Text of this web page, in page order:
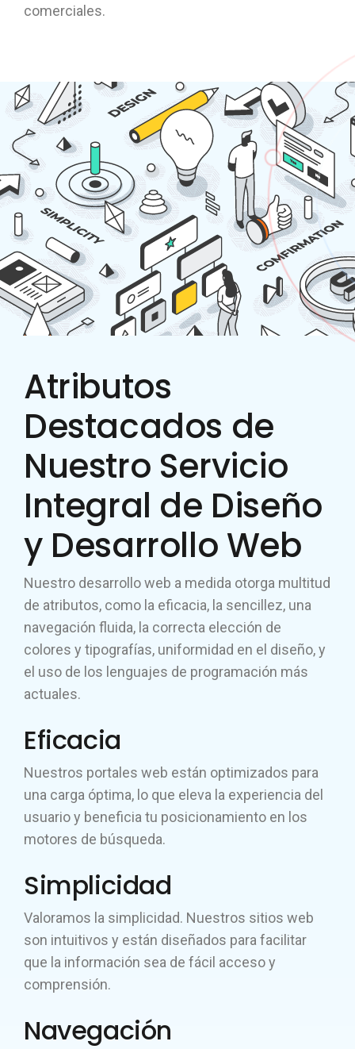
comerciales.
Atributos
Destacados de
Nuestro Servicio
Integral de Diseño
y Desarrollo Web
Nuestro desarrollo web a medida otorga multitud
de atributos, como la eficacia, la sencillez, una
navegación fluida, la correcta elección de
colores y tipografías, uniformidad en el diseño, y
el uso de los lenguajes de programación más
actuales.
Eficacia
Nuestros portales web están optimizados para
una carga óptima, lo que eleva la experiencia del
usuario y beneficia tu posicionamiento en los
motores de búsqueda.
Simplicidad
Valoramos la simplicidad. Nuestros sitios web
son intuitivos y están diseñados para facilitar
que la información sea de fácil acceso y
comprensión.
Navegación